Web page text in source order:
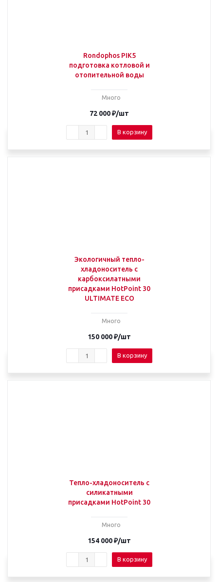
Rondophos PIK5
подготовка котловой и
отопительной воды
Много
72 000₽/шт
В корзину
Экологичный тепло-
хладоноситель с
карбоксилатными
присадками HotPoint 30
ULTIMATE ECO
Много
150 000₽/шт
В корзину
Тепло-хладоноситель с
силикатными
присадками HotPoint 30
Много
154 000₽/шт
В корзину